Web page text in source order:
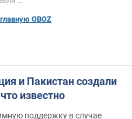
OBOZ
и Пакистан создали
известно
поддержку в случае